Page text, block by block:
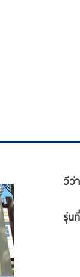
วี
รุ่